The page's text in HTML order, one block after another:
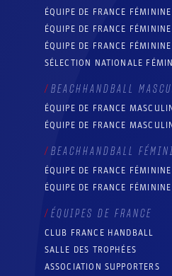
ÉQUIPE DE FRANCE FÉMININE
ÉQUIPE DE FRANCE
ÉQUIPE DE FRANCE
SÉLECTION NATIONALE
BEACHHANDBALL
ÉQUIPE DE FRANCE
ÉQUIPE DE FRANCE
BEACHHANDBALL
ÉQUIPE DE FRANCE FÉMININE
ÉQUIPE DE FRANCE
ÉQUIPES DE FRANCE
CLUB FRANCE HANDBALL
SALLE DES TROPHÉES
ASSOCIATION SUPPORTERS